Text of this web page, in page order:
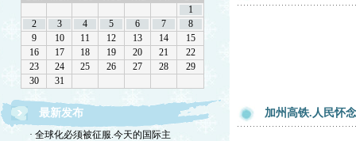
最新发布
· 全球化必须被征服.今天的国际主
加州高铁.人民怀